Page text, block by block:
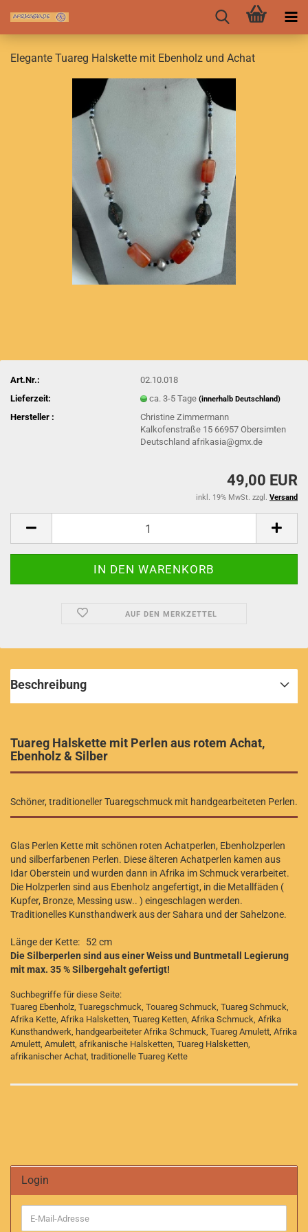
Elegante Tuareg Halskette mit Ebenholz und Achat
Art.Nr.:
02.10.018
Lieferzeit:
ca. 3-5 Tage(innerhalb Deutschland)
Hersteller :
Christine Zimmermann
Kalkofenstraße 15 66957 Obersimten
Deutschland afrikasia@gmx.de
49,00 EUR
inkl. 19% MwSt. zzgl. Versand
AUF DEN MERKZETTEL
Beschreibung
Tuareg Halskette mit Perlen aus rotem Achat,
Ebenholz & Silber
Schöner, traditioneller Tuaregschmuck mit handgearbeiteten Perlen.
Glas Perlen Kette mit schönen roten Achatperlen, Ebenholzperlen
und silberfarbenen Perlen. Diese älteren Achatperlen kamen aus
Idar Oberstein und wurden dann in Afrika im Schmuck verarbeitet.
Die Holzperlen sind aus Ebenholz angefertigt, in die Metallfäden (
Kupfer, Bronze, Messing usw.. ) eingeschlagen werden.
Traditionelles Kunsthandwerk aus der Sahara und der Sahelzone.
Länge der Kette: 52 cm
Die Silberperlen sind aus einer Weiss und Buntmetall Legierung
mit max. 35 % Silbergehalt gefertigt!
Suchbegriffe für diese Seite:
Tuareg Ebenholz, Tuaregschmuck, Touareg Schmuck, Tuareg Schmuck,
Afrika Kette, Afrika Halsketten, Tuareg Ketten, Afrika Schmuck, Afrika
Kunsthandwerk, handgearbeiteter Afrika Schmuck, Tuareg Amulett, Afrika
Amulett, Amulett, afrikanische Halsketten, Tuareg Halsketten,
afrikanischer Achat, traditionelle Tuareg Kette
Login
E-
Mail-